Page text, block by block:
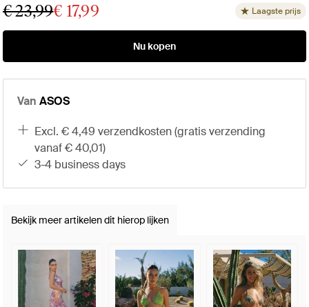
€ 23,99€ 17,99 Laagste prijs
Nu kopen
Van ASOS
excl. € 4,49 verzendkosten (gratis verzending
vanaf € 40,01)
3-4 business days
Bekijk meer artikelen dit hierop lijken